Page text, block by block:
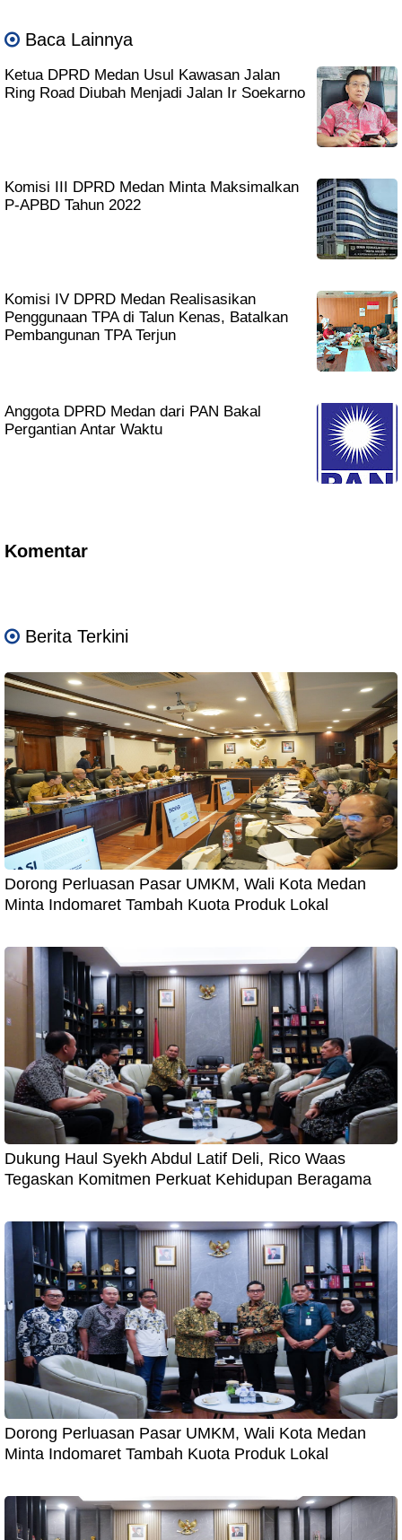
Baca Lainnya
Ketua DPRD Medan Usul Kawasan Jalan
Ring Road Diubah Menjadi Jalan Ir Soekarno
Komisi III DPRD Medan Minta Maksimalkan
P-APBD Tahun 2022
Komisi IV DPRD Medan Realisasikan
Penggunaan TPA di Talun Kenas, Batalkan
Pembangunan TPA Terjun
Anggota DPRD Medan dari PAN Bakal
Pergantian Antar Waktu
Komentar
Berita Terkini
Dorong Perluasan Pasar UMKM, Wali Kota Medan
Minta Indomaret Tambah Kuota Produk Lokal
Dukung Haul Syekh Abdul Latif Deli, Rico Waas
Tegaskan Komitmen Perkuat Kehidupan Beragama
Dorong Perluasan Pasar UMKM, Wali Kota Medan
Minta Indomaret Tambah Kuota Produk Lokal